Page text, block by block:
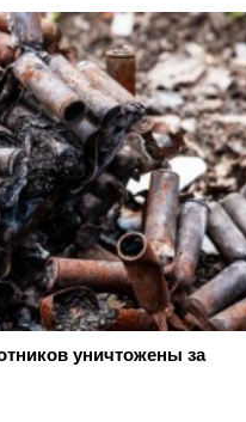
уничтожены за